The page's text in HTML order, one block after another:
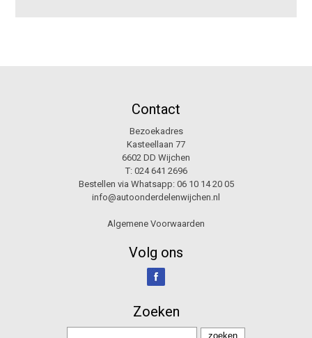
Contact
Bezoekadres
Kasteellaan 77
6602 DD Wijchen
T: 024 641 2696
Bestellen via Whatsapp: 06 10 14 20 05
info@autoonderdelenwijchen.nl
Algemene Voorwaarden
Volg ons
Zoeken